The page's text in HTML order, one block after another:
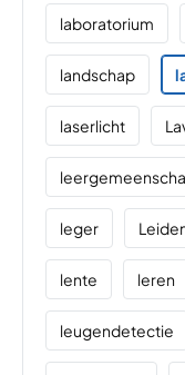
laboratorium
landschap
laserlicht
leger
lente leren
leugendetectie